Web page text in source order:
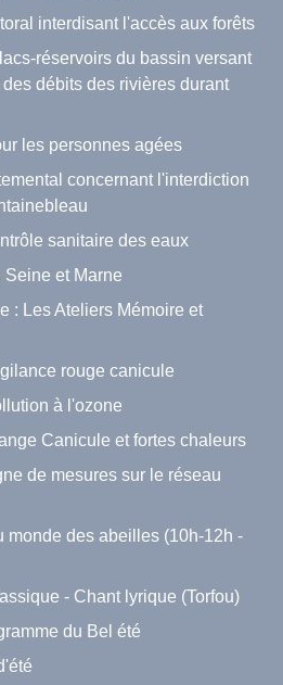
interdisant l'accès aux forêts
réservoirs du bassin versant
débits des rivières durant
les personnes agées
concernant l'interdiction
sanitaire des eaux
et Marne
: Les Ateliers Mémoire et
rouge canicule
à l'ozone
Canicule et fortes chaleurs
de mesures sur le réseau
monde des abeilles (10h-12h -
- Chant lyrique (Torfou)
du Bel été